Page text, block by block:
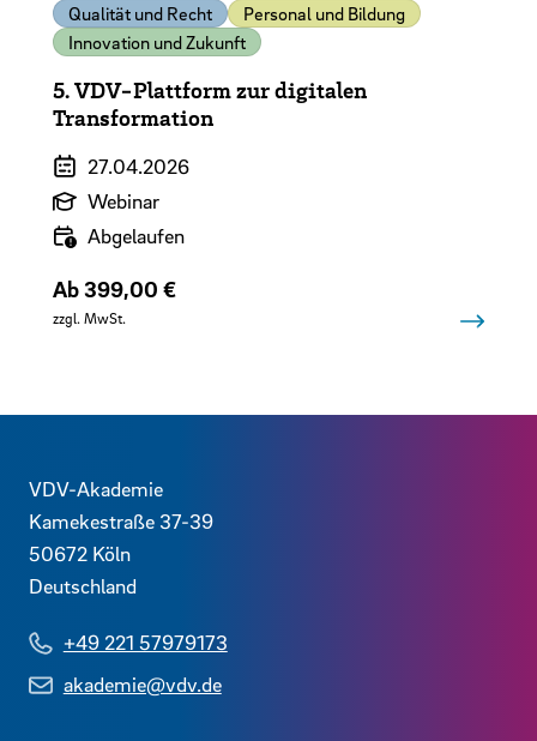
Qualität und Recht
Personal und Bildung
Innovation und Zukunft
5. VDV-Plattform zur digitalen
Transformation
Veranstaltungszeitraum
27.04.2026
Art der Veranstaltung
Webinar
Verfügbarkeit
Abgelaufen
Preis
Ab 399,00 €
zzgl. MwSt.
Kontaktdaten und weitere Links
VDV-Akademie
Kamekestraße 37-39
50672 Köln
Deutschland
+49 221 57979173
akademie@vdv.de